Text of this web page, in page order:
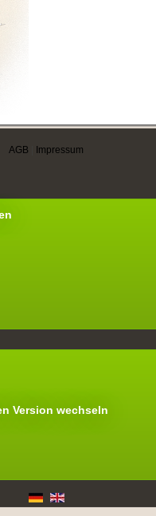
AGB Impressum
Version wechseln